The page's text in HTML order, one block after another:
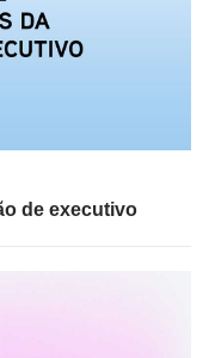
de executivo